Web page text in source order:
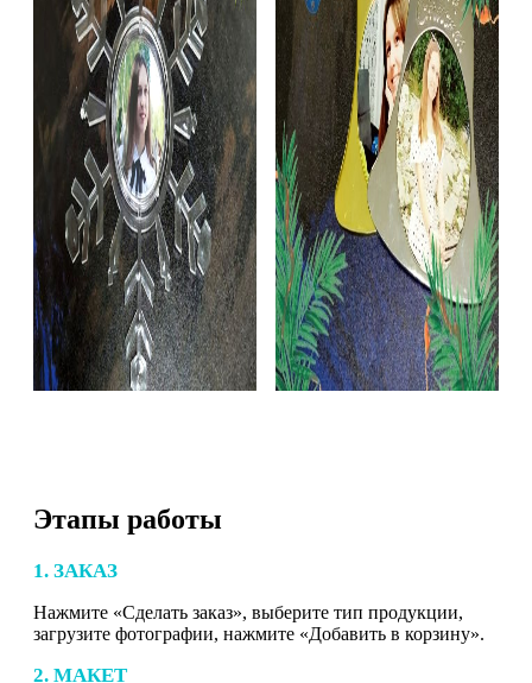
Этапы работы
1. ЗАКАЗ
Нажмите «Сделать заказ», выберите тип продукции,
загрузите фотографии, нажмите «Добавить в корзину».
2. МАКЕТ